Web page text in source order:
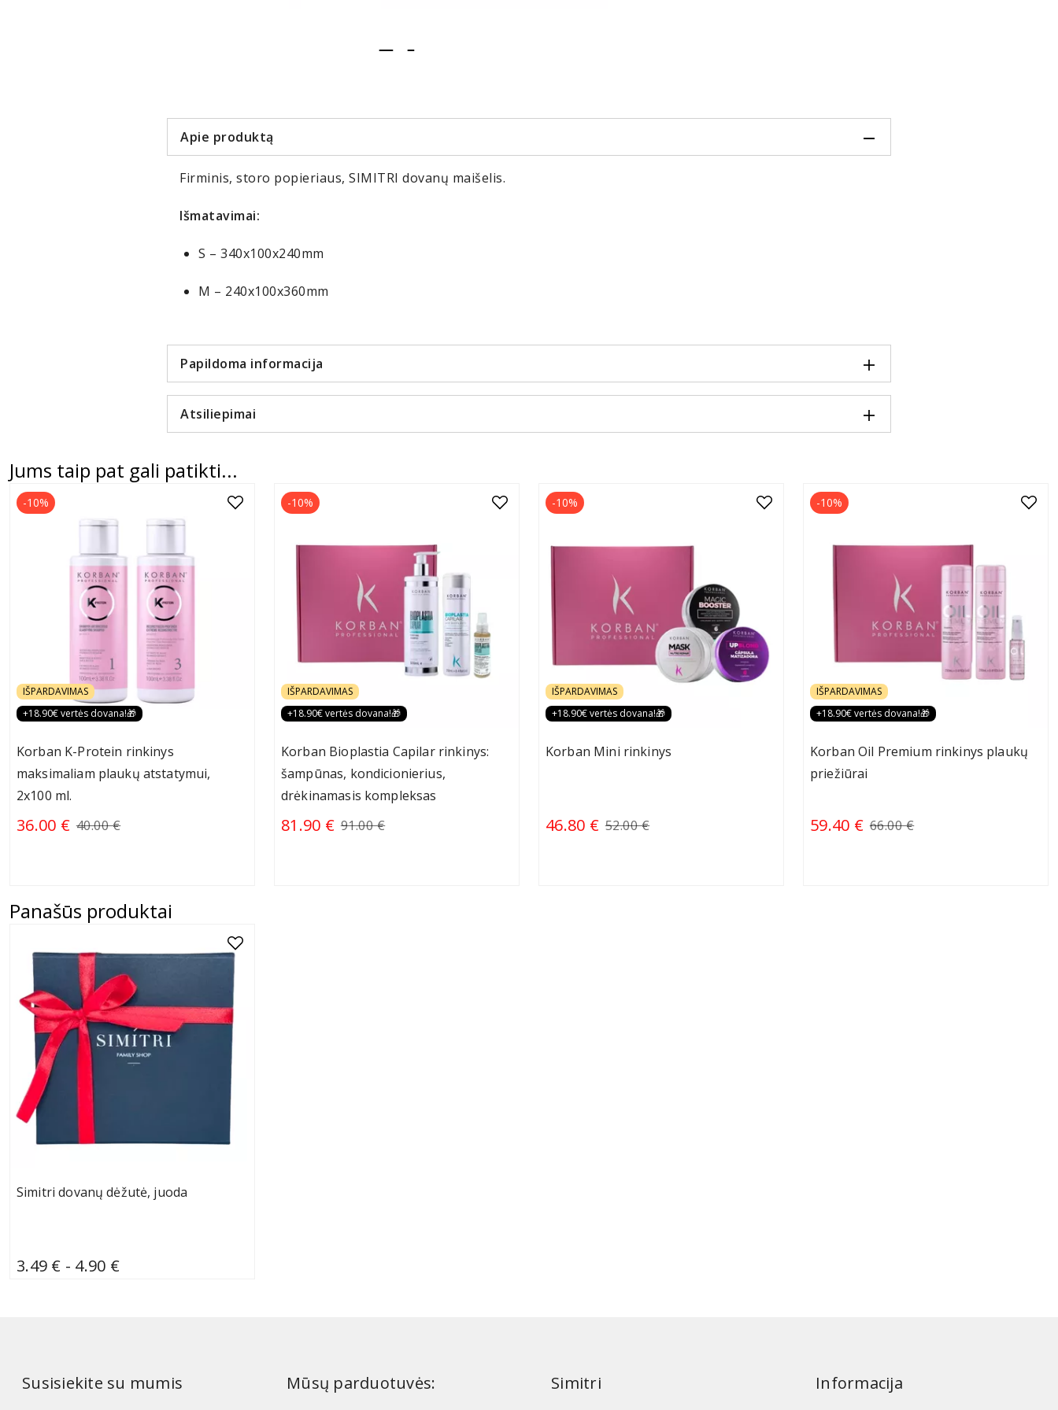
of
2
Apie produktą
Firminis, storo popieriaus, SIMITRI dovanų maišelis.
Išmatavimai:
S – 340x100x240mm
M – 240x100x360mm
Papildoma informacija
Atsiliepimai
Jums taip pat gali patikti...
IŠPARDAVIMAS
+18.90€ vertės dovana!🎁
Korban K-Protein rinkinys
maksimaliam plaukų atstatymui,
2x100 ml.
36.00 € 40.00 €
-10%
IŠPARDAVIMAS
+18.90€ vertės dovana!🎁
Korban Bioplastia Capilar rinkinys:
šampūnas, kondicionierius,
drėkinamasis kompleksas
81.90 € 91.00 €
-10%
IŠPARDAVIMAS
+18.90€ vertės dovana!🎁
Korban Mini rinkinys
46.80 € 52.00 €
-10%
IŠPARDAVIMAS
+18.90€ vertės dovana!🎁
Korban Oil Premium rinkinys plaukų
priežiūrai
59.40 € 66.00 €
-10%
Panašūs produktai
Simitri dovanų dėžutė, juoda
3.49 € - 4.90 €
Susisiekite su mumis Mūsų parduotuvės: Simitri Informacija